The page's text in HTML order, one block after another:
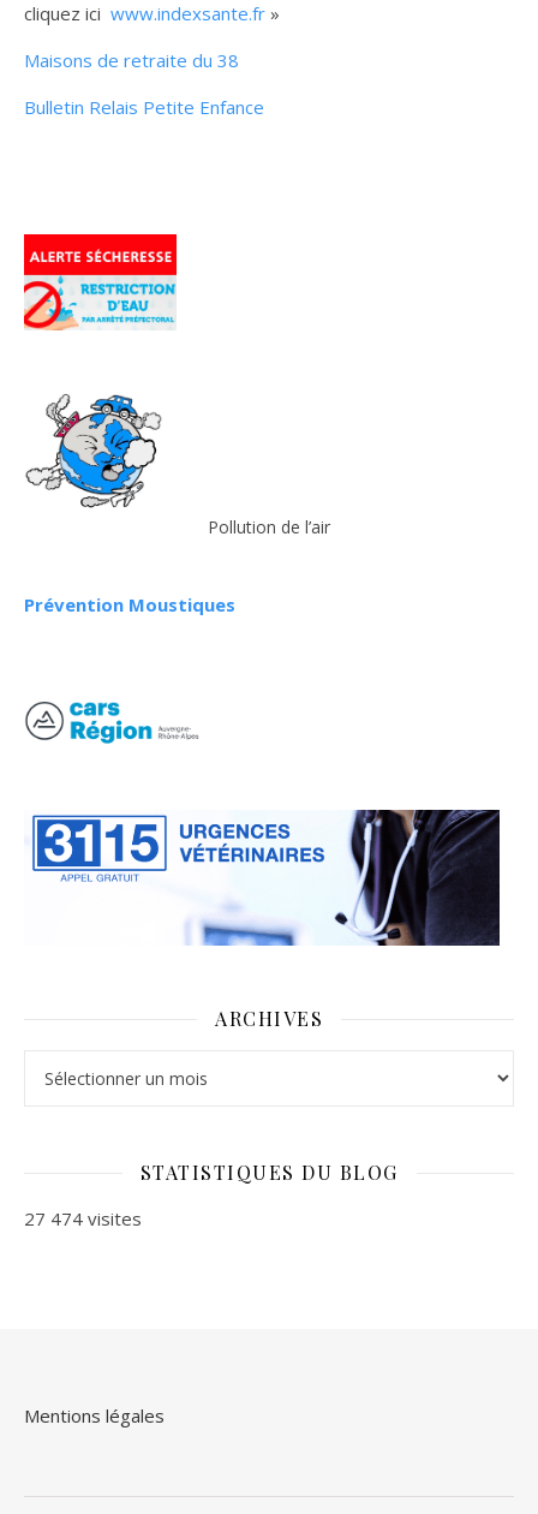
cliquez ici www.indexsante.fr »
Maisons de retraite du 38
Bulletin Relais Petite Enfance
Pollution de l’air
Prévention Moustiques
ARCHIVES
STATISTIQUES DU BLOG
27 474 visites
Mentions légales